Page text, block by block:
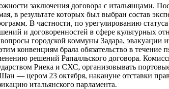
заключения договора с итальянцами.
в результате которых был выбран состав
В частности, по урегулированию
и договоренностей в сфере культурных
городской коммуны Задара, эвакуации
конвенциям брала обязательство в
решений Рапалльского договора.
Риека и СХС, организовывать
— цером 23 октября, накануне отставки
итальянского парламента.